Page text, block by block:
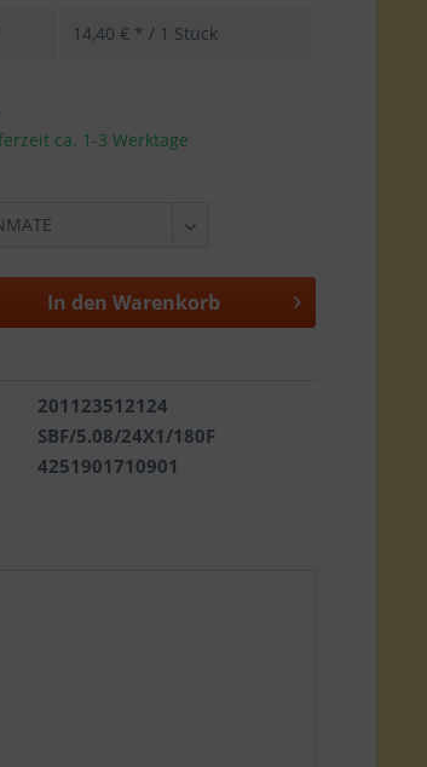
14,40 € * / 1 Stück
ca. 1-3 Werktage
In den Warenkorb
201123512124
SBF/5.08/24X1/180F
4251901710901